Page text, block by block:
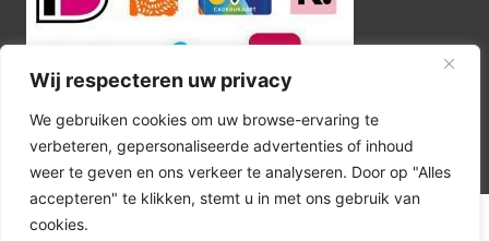
Wij respecteren uw privacy
We gebruiken cookies om uw browse-ervaring te
verbeteren, gepersonaliseerde advertenties of inhoud
weer te geven en ons verkeer te analyseren. Door op "Alles
accepteren" te klikken, stemt u in met ons gebruik van
cookies.